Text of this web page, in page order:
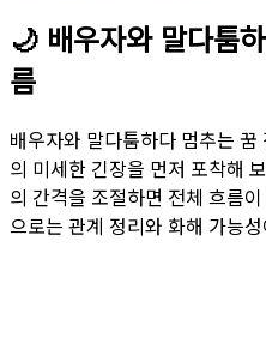
🌙 배우자와 말다툼
름
배우자와 말다툼하다 멈추는
의 미세한 긴장을 먼저 포착해
의 간격을 조절하면 전체 흐름
으로는 관계 정리와 화해 가능